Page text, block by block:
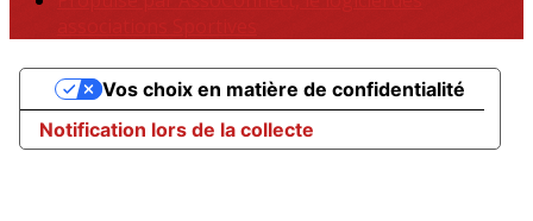
associations Sportives
Notification lors de la collecte
Vos choix en matière de confidentialité